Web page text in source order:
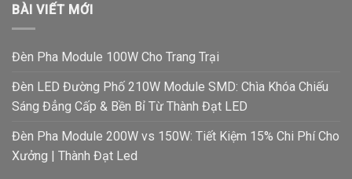
BÀI VIẾT MỚI
Đèn Pha Module 100W Cho Trang Trại
Đèn LED Đường Phố 210W Module SMD: Chìa Khóa Chiếu
Sáng Đẳng Cấp & Bền Bỉ Từ Thành Đạt LED
Đèn Pha Module 200W vs 150W: Tiết Kiệm 15% Chi Phí Cho
Xưởng | Thành Đạt Led